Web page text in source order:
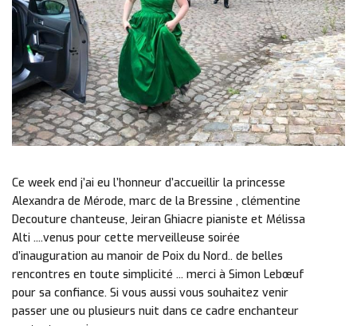
Ce week end j’ai eu l’honneur d’accueillir la princesse
Alexandra de Mérode, marc de la Bressine , clémentine
Decouture chanteuse, Jeiran Ghiacre pianiste et Mélissa
Alti ....venus pour cette merveilleuse soirée
d’inauguration au manoir de Poix du Nord.. de belles
rencontres en toute simplicité ... merci à Simon Lebœuf
pour sa confiance. Si vous aussi vous souhaitez venir
passer une ou plusieurs nuit dans ce cadre enchanteur